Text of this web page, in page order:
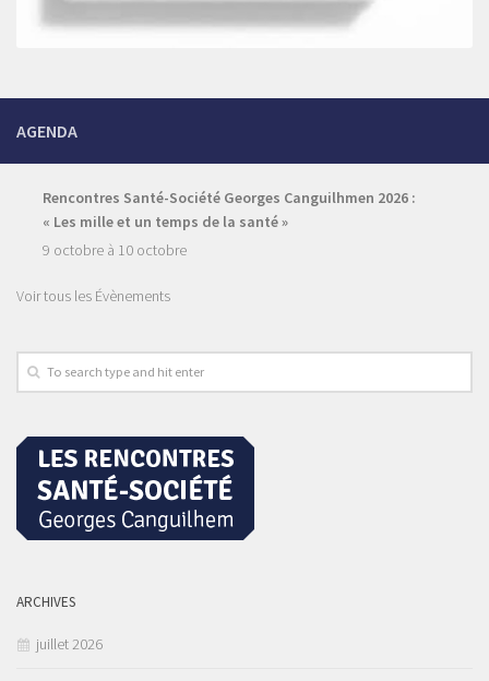
AGENDA
Rencontres Santé-Société Georges Canguilhmen 2026 :
« Les mille et un temps de la santé »
9 octobre à 10 octobre
Voir tous les Évènements
ARCHIVES
juillet 2026